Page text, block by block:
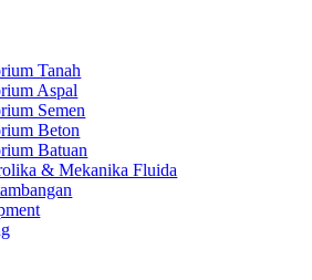
Tanah
Aspal
Semen
Beton
Batuan
& Mekanika Fluida